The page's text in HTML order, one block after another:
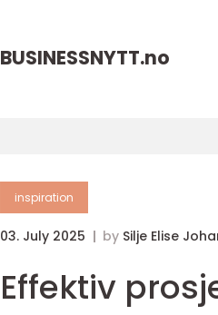
BUSINESSNYTT.no
inspiration
03. July 2025 by Silje Elise
Effektiv